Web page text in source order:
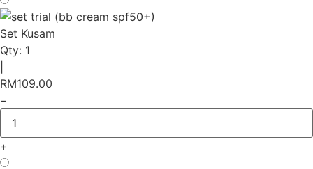
Set Kusam
Qty: 1
RM109.00
−
+